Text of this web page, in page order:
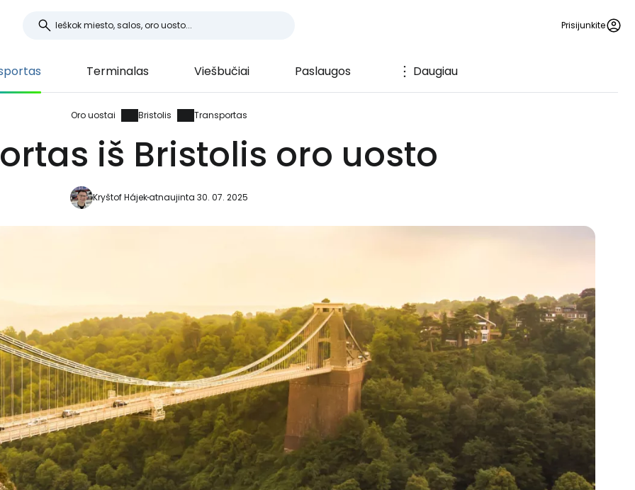
Prisijunkite
Terminalas Viešbučiai Paslaugos Daugiau
Oro uostai Bristolis Transportas
iš Bristolis oro uosto
Kryštof Hájekatnaujinta 30. 07. 2025